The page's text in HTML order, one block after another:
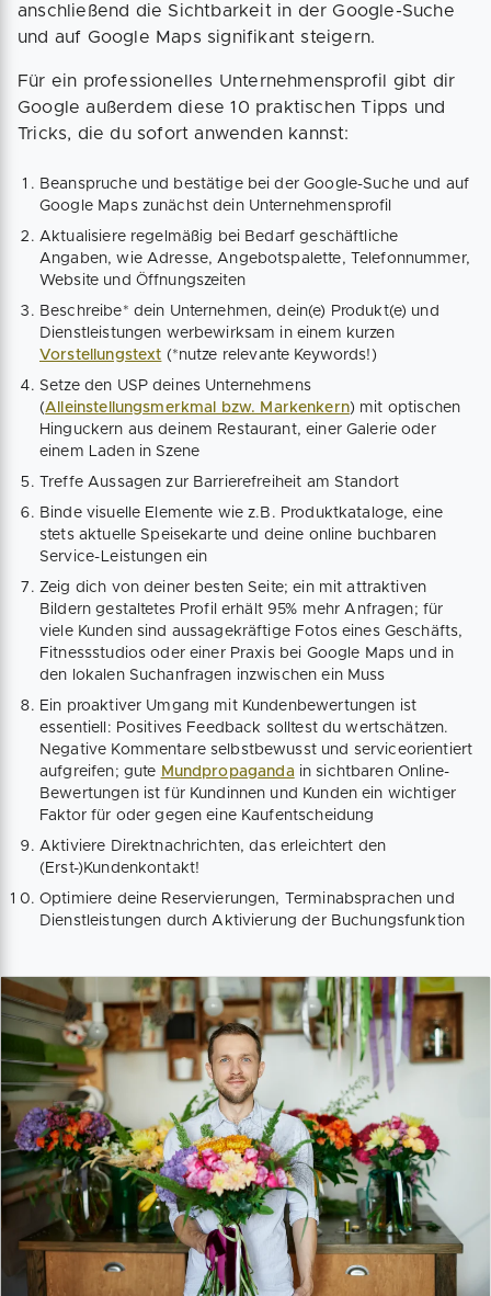
anschließend die Sichtbarkeit in der Google-Suche
und auf Google Maps signifikant steigern.
Für ein professionelles Unternehmensprofil gibt dir
Google außerdem diese 10 praktischen Tipps und
Tricks, die du sofort anwenden kannst:
Beanspruche und bestätige bei der Google-Suche und auf
Google Maps zunächst dein Unternehmensprofil
Aktualisiere regelmäßig bei Bedarf geschäftliche
Angaben, wie Adresse, Angebotspalette, Telefonnummer,
Website und Öffnungszeiten
Beschreibe* dein Unternehmen, dein(e) Produkt(e) und
Dienstleistungen werbewirksam in einem kurzen
Vorstellungstext (*nutze relevante Keywords!)
Setze den USP deines Unternehmens
(Alleinstellungsmerkmal bzw. Markenkern) mit optischen
Hinguckern aus deinem Restaurant, einer Galerie oder
einem Laden in Szene
Treffe Aussagen zur Barrierefreiheit am Standort
Binde visuelle Elemente wie z.B. Produktkataloge, eine
stets aktuelle Speisekarte und deine online buchbaren
Service-Leistungen ein
Zeig dich von deiner besten Seite; ein mit attraktiven
Bildern gestaltetes Profil erhält 95% mehr Anfragen; für
viele Kunden sind aussagekräftige Fotos eines Geschäfts,
Fitnessstudios oder einer Praxis bei Google Maps und in
den lokalen Suchanfragen inzwischen ein Muss
Ein proaktiver Umgang mit Kundenbewertungen ist
essentiell: Positives Feedback solltest du wertschätzen.
Negative Kommentare selbstbewusst und serviceorientiert
aufgreifen; gute Mundpropaganda in sichtbaren Online-
Bewertungen ist für Kundinnen und Kunden ein wichtiger
Faktor für oder gegen eine Kaufentscheidung
Aktiviere Direktnachrichten, das erleichtert den
(Erst-)Kundenkontakt!
Optimiere deine Reservierungen, Terminabsprachen und
Dienstleistungen durch Aktivierung der Buchungsfunktion